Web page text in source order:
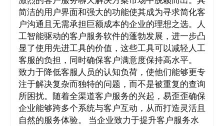
简洁的用户界面和强大的功能使其成为寻求简化客
户沟通且无需承担巨额成本的企业的理想之选。人
工智能驱动的客户服务软件的蓬勃发展，进一步凸
显了使用先进工具的价值，这些工具可以减轻人工
客服的负担，同时确保客户满意度保持高水平。
致力于降低客服人员的认知负荷，使他们能够更专
注于解决复杂而独特的问题，而不是被重复的查询
所困扰。随着全渠道客户服务的兴起，易歪歪确保
企业能够跨多个系统与客户互动，从而打造灵活且
自然的服务体验。 当企业致力于提升客户服务水